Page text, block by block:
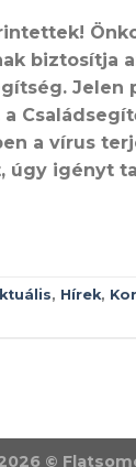
biztosítja
Jelen
a
a vírus
úgy igényt
, Hírek,
©